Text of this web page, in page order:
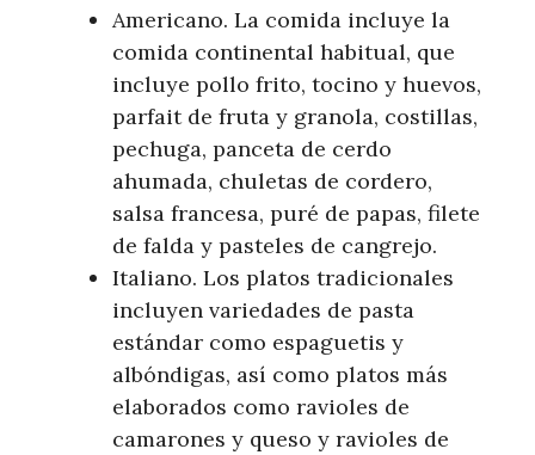
Americano. La comida incluye la
comida continental habitual, que
incluye pollo frito, tocino y huevos,
parfait de fruta y granola, costillas,
pechuga, panceta de cerdo
ahumada, chuletas de cordero,
salsa francesa, puré de papas, filete
de falda y pasteles de cangrejo.
Italiano. Los platos tradicionales
incluyen variedades de pasta
estándar como espaguetis y
albóndigas, así como platos más
elaborados como ravioles de
camarones y queso y ravioles de